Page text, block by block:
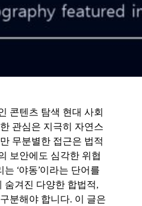
콘텐츠 탐색 현대 사회
관심은 지극히 자연스
무분별한 접근은 법적
보안에도 심각한 위협
‘야동’이라는 단어를
숨겨진 다양한 합법적,
분해야 합니다. 이 글은